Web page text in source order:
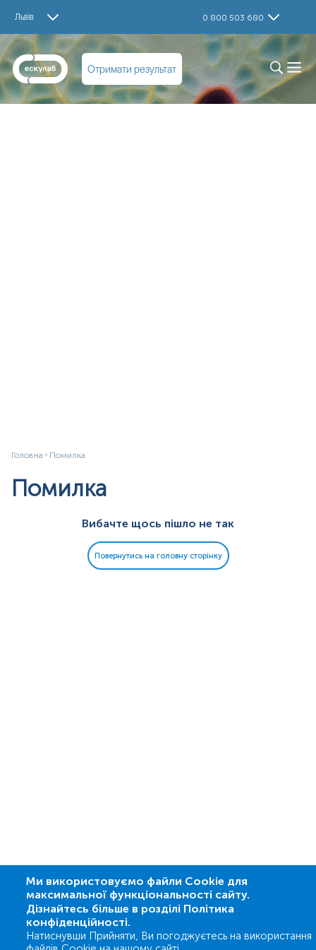
Львів 0 800 503 680
Отримати результат
Головна Помилка
Помилка
Вибачте щось пішло не так
Повернутись на головну сторінку
Ми використовуємо файли Cookie для
максимальної функціональності сайту.
Дізнайтесь більше в розділі Політика
конфіденційності.
Натиснувши Прийняти, Ви погоджуєтесь на використання